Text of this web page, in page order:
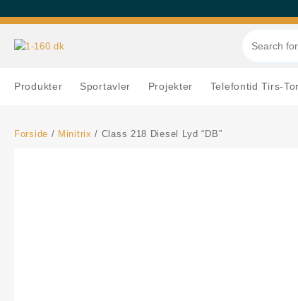
to
content
Produkter Sportavler Projekter Telefontid Tirs-
Forside / Minitrix / Class 218 Diesel Lyd “DB”